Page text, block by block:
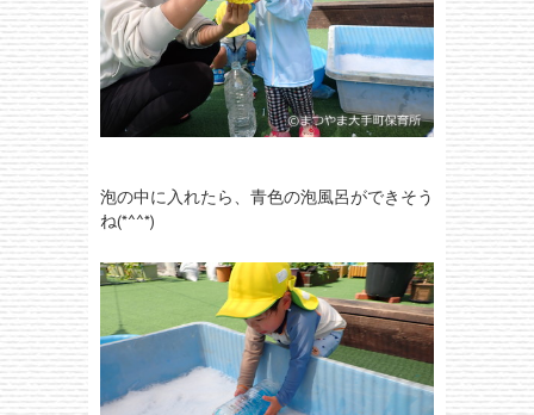
泡の中に入れたら、青色の泡風呂ができそう
ね(*^^*)